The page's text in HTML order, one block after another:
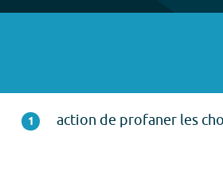
1 action de profaner les